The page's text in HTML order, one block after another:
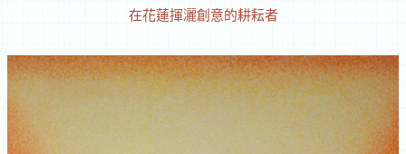
品
創
意
在花蓮揮灑創意的耕耘者